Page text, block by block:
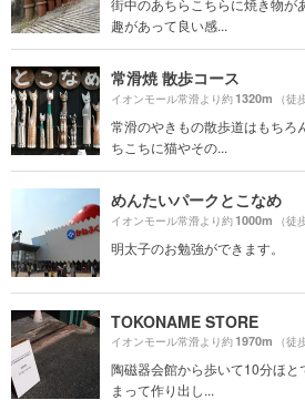
趣があって良い感...
常滑焼 散歩コース
イオンモール常滑より約1320m （徒
常滑のやきもの散歩道はもちろ
ちこちに猫やその...
めんたいパークとこなめ
イオンモール常滑より約1000m （徒
明太子のお勉強ができます。
TOKONAME STORE
イオンモール常滑より約1970m （徒
陶磁器会館から歩いて10分ほ
まって作り出し...